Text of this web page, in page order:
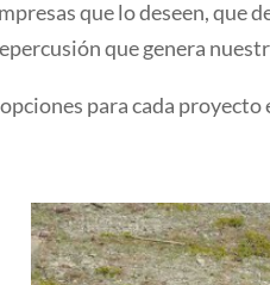
que lo deseen, que
que genera
para cada proyecto